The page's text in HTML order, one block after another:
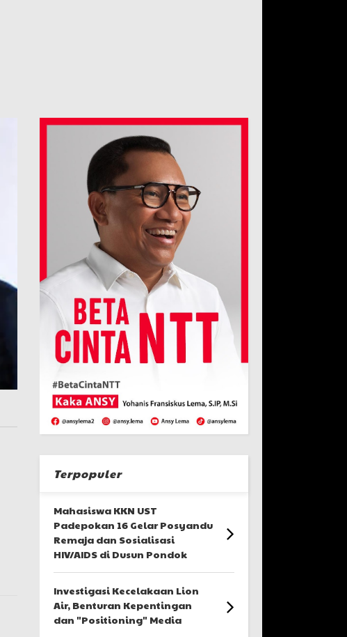
Terpopuler
Mahasiswa KKN UST
Padepokan 16 Gelar Posyandu
Remaja dan Sosialisasi
HIV/AIDS di Dusun Pondok
Investigasi Kecelakaan Lion
Air, Benturan Kepentingan
dan "Positioning" Media